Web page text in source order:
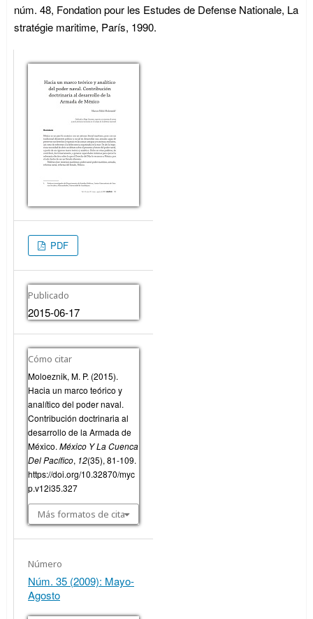
núm. 48, Fondation pour les Estudes de Defense Nationale, La
stratégie maritime, París, 1990.
PDF
Publicado
2015-06-17
Cómo citar
Moloeznik, M. P. (2015).
Hacia un marco teórico y
analítico del poder naval.
Contribución doctrinaria al
desarrollo de la Armada de
México. México Y La Cuenca
Del Pacífico, 12(35), 81-109.
https://doi.org/10.32870/myc
p.v12i35.327
Más formatos de cita
Número
Núm. 35 (2009): Mayo-
Agosto